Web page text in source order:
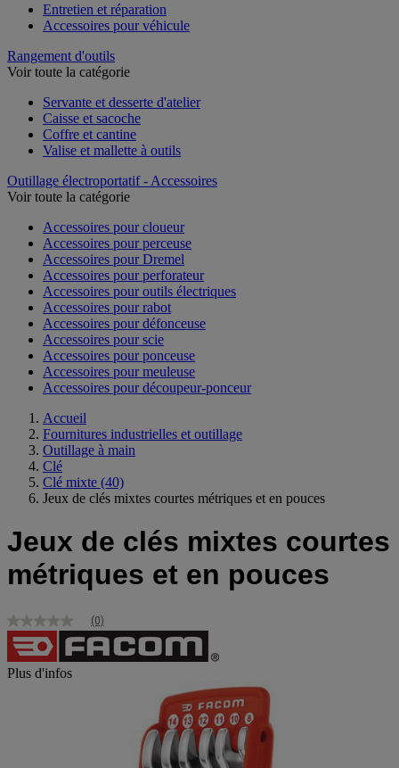
Entretien et réparation
Accessoires pour véhicule
Rangement d'outils
Voir toute la catégorie
Servante et desserte d'atelier
Caisse et sacoche
Coffre et cantine
Valise et mallette à outils
Outillage électroportatif - Accessoires
Voir toute la catégorie
Accessoires pour cloueur
Accessoires pour perceuse
Accessoires pour Dremel
Accessoires pour perforateur
Accessoires pour outils électriques
Accessoires pour rabot
Accessoires pour défonceuse
Accessoires pour scie
Accessoires pour ponceuse
Accessoires pour meuleuse
Accessoires pour découpeur-ponceur
Accueil
Fournitures industrielles et outillage
Outillage à main
Clé
Clé mixte (40)
Jeux de clés mixtes courtes métriques et en pouces
Jeux de clés mixtes courtes
métriques et en pouces
Aucune
valeur
de
notation
(0)
Plus d'infos